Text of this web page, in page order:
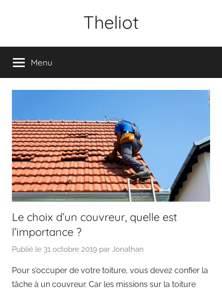
Theliot
Menu
Le choix d’un couvreur, quelle est
l’importance ?
Publié le 31 octobre 2019 par Jonathan
Pour s’occuper de votre toiture, vous devez confier la
tâche à un couvreur. Car les missions sur la toiture